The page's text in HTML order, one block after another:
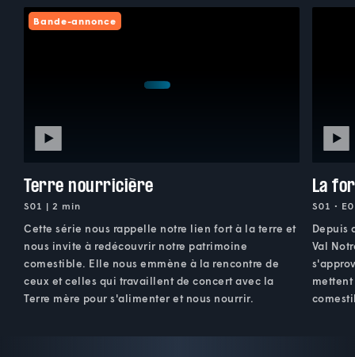
Bande-annonce
Terre nourricière
S01 | 2 min
Cette série nous rappelle notre lien fort à la terre et
nous invite à redécouvrir notre patrimoine
comestible. Elle nous emmène à la rencontre de
ceux et celles qui travaillent de concert avec la
Terre mère pour s'alimenter et nous nourrir.
La
S01 •
Depuis
Val